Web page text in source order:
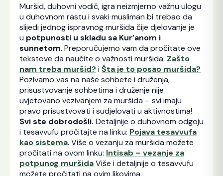
Muršid, duhovni vodič, igra neizmjerno važnu ulogu
u duhovnom rastu i svaki musliman bi trebao da
slijedi jednog ispravnog muršida čije djelovanje je
u potpunosti u skladu sa Kur’anom i
sunnetom. Preporučujemo vam da pročitate ove
tekstove da naučite o važnosti muršida: Zašto
nam treba muršid? i Šta je to posao muršida?
Pozivamo vas na naše sohbete i druženja,
prisustvovanje sohbetima i druženje nije
uvjetovano vezivanjem za muršida – svi imaju
pravo prisustvovati i sudjelovati u aktivnostima!
Svi ste dobrodošli. Detaljnije o duhovnom odgoju
i tesavvufu pročitajte na linku: Pojava tesavvufa
kao sistema. Više o vezanju za muršida možete
pročitati na ovom linku: Intisab – vezanje za
potpunog muršidaViše i detaljnije o tesavvufu
možete pročitati na ovim likovima: